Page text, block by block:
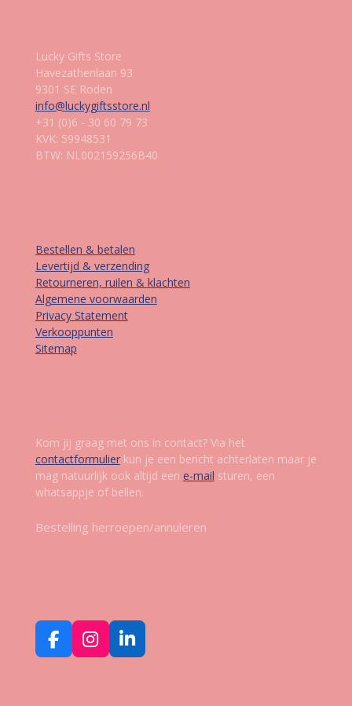
Lucky Gifts Store
Havezathenlaan 93
9301 SE Roden
info@luckygiftsstore.nl
+31 (0)6 - 30 60 79 73
KVK: 59948531
BTW: NL002159256B40
Bestellen & betalen
Levertijd & verzending
Retourneren, ruilen & klachten
Algemene voorwaarden
Privacy Statement
Verkooppunten
Sitemap
Kom jij graag met ons in contact? Via het
contactformulierkun je een bericht achterlaten maar je
mag natuurlijk ook altijd een e-mail sturen, een
whatsappje of bellen.
Bestelling herroepen/annuleren
F
a
I
n
L
i